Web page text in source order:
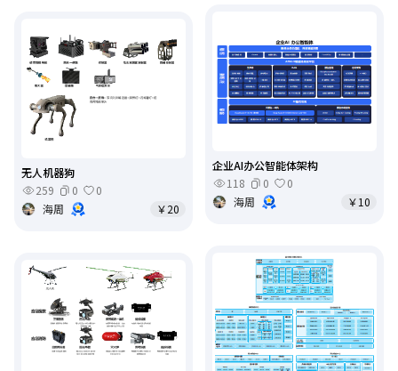
企业AI办公智能体架构
118
0
0
海周
￥10
无人机器狗
259
0
0
海周
￥20